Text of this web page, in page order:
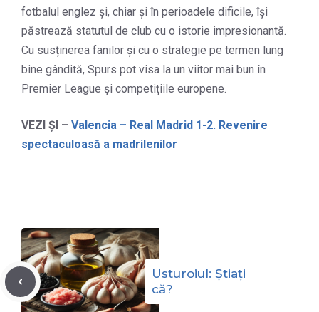
fotbalul englez și, chiar și în perioadele dificile, își
păstrează statutul de club cu o istorie impresionantă.
Cu susținerea fanilor și cu o strategie pe termen lung
bine gândită, Spurs pot visa la un viitor mai bun în
Premier League și competițiile europene.
VEZI ȘI – Valencia – Real Madrid 1-2. Revenire
spectaculoasă a madrilenilor
Usturoiul: Știați
că?